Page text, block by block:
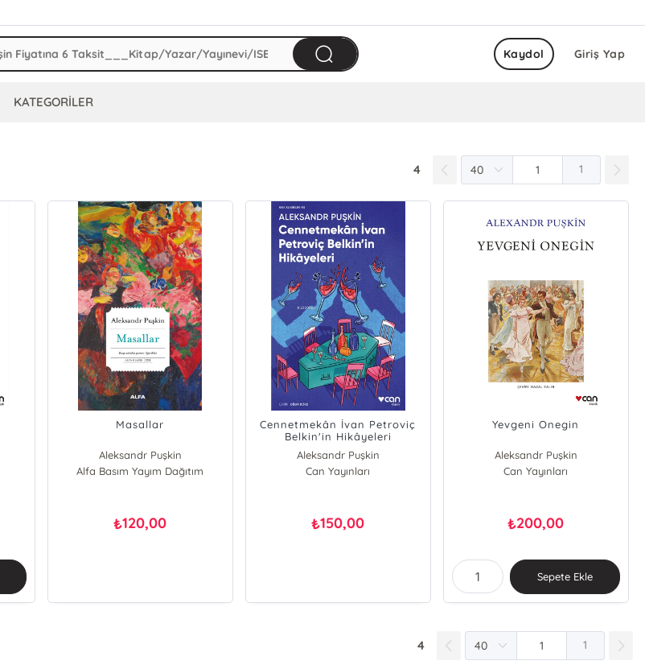
Giriş Yap
Kaydol
KATEGORİLER
4 1
Masallar
Aleksandr Puşkin
Alfa Basım Yayım Dağıtım
₺120,00
Cennetmekân İvan Petroviç
Belkin'in Hikâyeleri
Aleksandr Puşkin
Can Yayınları
₺150,00
Yevgeni Onegin
Aleksandr Puşkin
Can Yayınları
₺200,00
Sepete Ekle
4 1